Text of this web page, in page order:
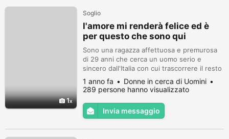
1
Soglio
l'amore mi renderà felice ed è
per questo che sono qui
Sono una ragazza affettuosa e premurosa
di 29 anni che cerca un uomo serio e
sincero dall'Italia con cui trascorrere il resto
della mia vita. Tutto ciò che cerco è l'amore,
ho bisogno di un uomo di 40 anni e oltre,
per favore non sono qui per parlare di
sesso o inviare foto di nudo alle persone,
ok
1 anno fa
Donne in cerca di Uomini
289 persone hanno visualizzato
Invia messaggio